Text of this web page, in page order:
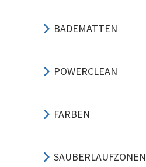
BADEMATTEN
POWERCLEAN
FARBEN
SAUBERLAUFZONEN